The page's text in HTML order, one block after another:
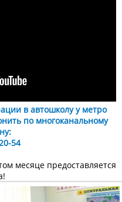
в автошколу у метро
по многоканальному
54
месяце предоставляется